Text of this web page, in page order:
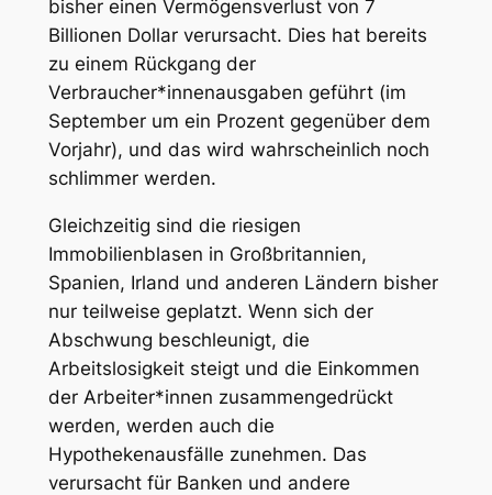
bisher einen Vermögensverlust von 7
Billionen Dollar verursacht. Dies hat bereits
zu einem Rückgang der
Verbraucher*innenausgaben geführt (im
September um ein Prozent gegenüber dem
Vorjahr), und das wird wahrscheinlich noch
schlimmer werden.
Gleichzeitig sind die riesigen
Immobilienblasen in Großbritannien,
Spanien, Irland und anderen Ländern bisher
nur teilweise geplatzt. Wenn sich der
Abschwung beschleunigt, die
Arbeitslosigkeit steigt und die Einkommen
der Arbeiter*innen zusammengedrückt
werden, werden auch die
Hypothekenausfälle zunehmen. Das
verursacht für Banken und andere